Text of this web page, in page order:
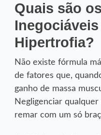
Quais são
Hipertrofia?
Não existe fórmula
de fatores que,
ganho de massa
Negligenciar
remar com um só